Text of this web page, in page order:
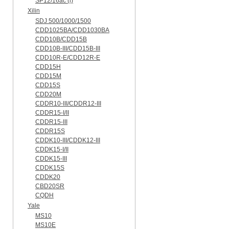
Xilin
SDJ 500/1000/1500
CDD1025BA/CDD1030BA
CDD10B/CDD15B
CDD10B-III/CDD15B-III
CDD10R-E/CDD12R-E
CDD15H
CDD15M
CDD15S
CDD20M
CDDR10-III/CDDR12-III
CDDR15-I/II
CDDR15-III
CDDR15S
CDDK10-III/CDDK12-III
CDDK15-I/II
CDDK15-III
CDDK15S
CDDK20
CBD20SR
CQDH
Yale
MS10
MS10E